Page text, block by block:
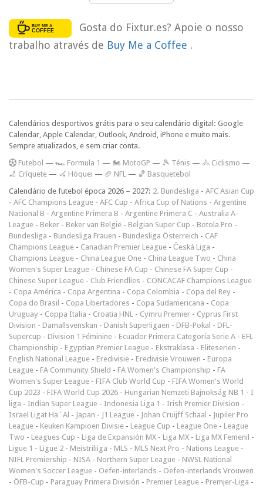
Gosta do Fixtur.es? Apoie o nosso
trabalho através de Buy Me a Coffee .
Calendários desportivos grátis para o seu calendário digital: Google
Calendar, Apple Calendar, Outlook, Android, iPhone e muito mais.
Sempre atualizados, e sem criar conta.
Futebol — 🏎️ Formula 1 — 🏍 MotoGP — 🎾 Ténis — 🚴 Ciclismo —
🏏 Críquete — 🏑 Hóquei — 🏈 NFL — 🏀 Basquetebol
Calendário de futebol época 2026 – 2027: 2. Bundesliga - AFC Asian Cup
- AFC Champions League - AFC Cup - Africa Cup of Nations - Argentine
Nacional B - Argentine Primera B - Argentine Primera C - Australia A-
League - Beker - Beker van België - Belgian Super Cup - Botola Pro -
Bundesliga - Bundesliga Frauen - Bundesliga Österreich - CAF
Champions League - Canadian Premier League - Česká Liga -
Champions League - China League One - China League Two - China
Women's Super League - Chinese FA Cup - Chinese FA Super Cup -
Chinese Super League - Club Friendlies - CONCACAF Champions League
- Copa América - Copa Argentina - Copa Colombia - Copa del Rey -
Copa do Brasil - Copa Libertadores - Copa Sudamericana - Copa
Uruguay - Coppa Italia - Croatia HNL - Cymru Premier - Cyprus First
Division - Damallsvenskan - Danish Superligaen - DFB-Pokal - DFL-
Supercup - Division 1 Féminine - Ecuador Primera Categoría Serie A - EFL
Championship - Egyptian Premier League - Ekstraklasa - Eliteserien -
English National League - Eredivisie - Eredivisie Vrouwen - Europa
League - FA Community Shield - FA Women's Championship - FA
Women's Super League - FIFA Club World Cup - FIFA Women's World
Cup 2023 - FIFA World Cup 2026 - Hungarian Nemzeti Bajnokság NB 1 - I
liga - Indian Super League - Indonesia Liga 1 - Irish Premier Division -
Israel Ligat Ha`Al - Japan - J1 League - Johan Cruijff Schaal - Jupiler Pro
League - Keuken Kampioen Divisie - League Cup - League One - League
Two - Leagues Cup - Liga de Expansión MX - Liga MX - Liga MX Femenil -
Ligue 1 - Ligue 2 - Meistriliiga - MLS - MLS Next Pro - Nations League -
NIFL Premiership - NISA - Northern Super League - NWSL National
Women's Soccer League - Oefen-interlands - Oefen-interlands Vrouwen
- ÖFB-Cup - Paraguay Primera División - Premier League - Premjer-Liga -